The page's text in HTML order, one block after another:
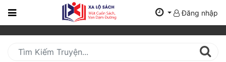
Trang
Đăng nhập